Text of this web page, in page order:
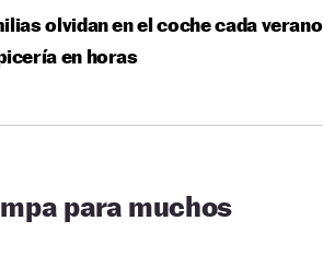
olvidan en el coche cada verano
en horas
para muchos